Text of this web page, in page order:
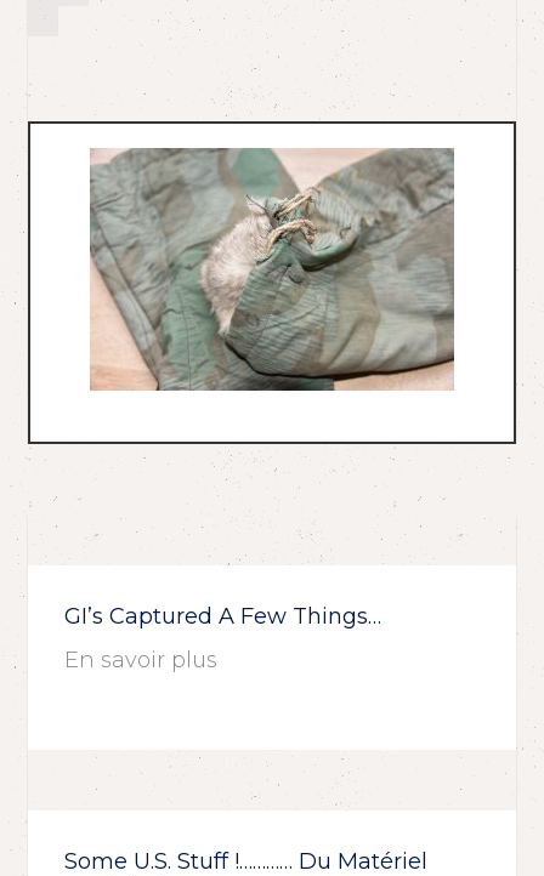
GI’s Captured A Few Things…
En savoir plus
Some U.S. Stuff !………… Du Matériel